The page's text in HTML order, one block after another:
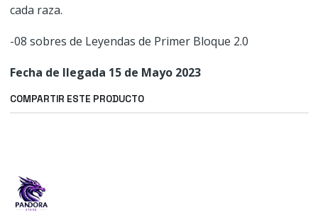
cada raza.
-08 sobres de Leyendas de Primer Bloque 2.0
Fecha de llegada 15 de Mayo 2023
COMPARTIR ESTE PRODUCTO